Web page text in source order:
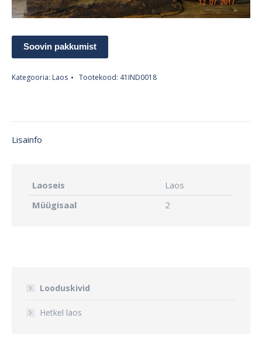
Soovin pakkumist
Kategooria: Laos Tootekood: 41IND0018
Lisainfo
Laoseis
Laos
Müügisaal
2
Looduskivid
Hetkel laos